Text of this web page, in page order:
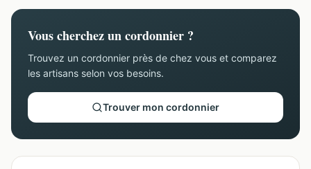
Vous cherchez un cordonnier ?
Trouvez un cordonnier près de chez vous et comparez
les artisans selon vos besoins.
Trouver mon cordonnier